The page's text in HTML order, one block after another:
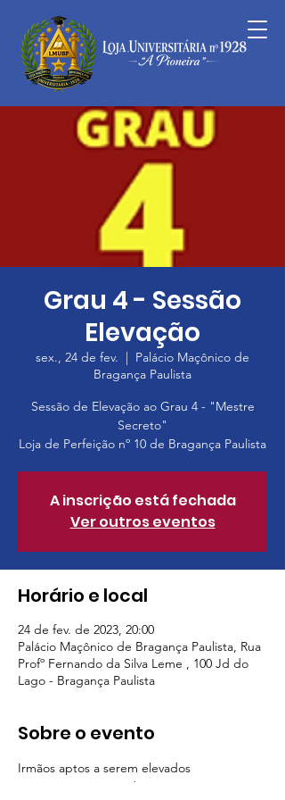
Grau 4 - Sessão
Elevação
sex., 24 de fev.
  |
Palácio Maçônico de
Bragança Paulista
Sessão de Elevação ao Grau 4 - "Mestre
Secreto"
Loja de Perfeição nº 10 de Bragança Paulista
A inscrição está fechada
Ver outros eventos
Horário e local
24 de fev. de 2023, 20:00
Palácio Maçônico de Bragança Paulista, Rua
Profº Fernando da Silva Leme , 100 Jd do
Lago - Bragança Paulista
Sobre o evento
Irmãos aptos a serem elevados
Sessão para irmãos do grau 14 ou acima